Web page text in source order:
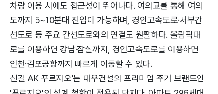
차량 이용 시에도 접근성이 뛰어나다. 여의교를 통해 여의
도까지 5~10분대 진입이 가능하며, 경인고속도로·서부간
선도로 등 주요 간선도로와의 연결도 원활하다. 올림픽대
로를 이용하면 강남·잠실까지, 경인고속도로를 이용하면
인천·김포공항까지 빠르게 이동할 수 있다.
신길 AK 푸르지오'는 대우건설의 프리미엄 주거 브랜드인